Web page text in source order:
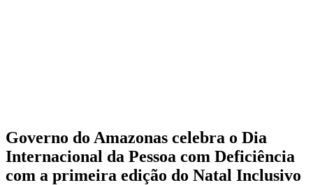
Governo do Amazonas celebra o Dia
Internacional da Pessoa com Deficiência
com a primeira edição do Natal Inclusivo